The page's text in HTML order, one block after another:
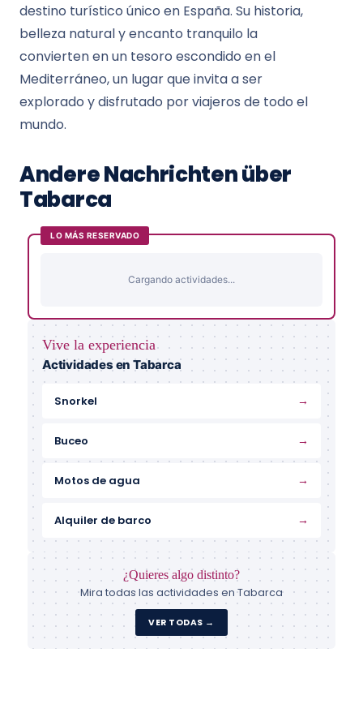
destino turístico único en España. Su historia,
belleza natural y encanto tranquilo la
convierten en un tesoro escondido en el
Mediterráneo, un lugar que invita a ser
explorado y disfrutado por viajeros de todo el
mundo.
Andere Nachrichten über
Tabarca
LO MÁS RESERVADO
Cargando actividades...
Vive la experiencia
Actividades en Tabarca
Snorkel →
Buceo →
Motos de agua →
Alquiler de barco →
¿Quieres algo distinto?
Mira todas las actividades en Tabarca
VER TODAS →